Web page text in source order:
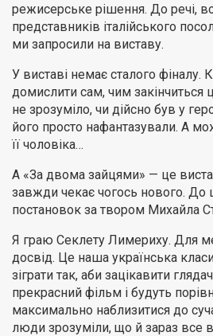
режисерське рішення. До речі,
представників італійського
ми запросили на виставу.
У виставі немає сталого фіналу.
домислити сам, чим закінчиться
не зрозуміло, чи дійсно був у
його просто нафантазували. А
її чоловіка…
А «За двома зайцями» — це
завжди чекає чогось нового. До
постановок за твором Михайла
Я граю Секлету Лимериху. Для
досвід. Це наша українська
зіграти так, аби зацікавити
прекрасний фільм і будуть
максимально наблизитися до
люди зрозуміли, що й зараз все